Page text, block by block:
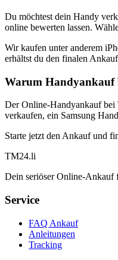
Du möchtest dein Handy
online bewerten lassen.
Wir kaufen unter anderem
erhältst du den finalen
Warum Handyankauf
Der Online-Handyankauf bei
verkaufen, ein Samsung
Starte jetzt den Ankauf und
TM24.li
Dein seriöser Online-Ankauf
Service
FAQ Ankauf
Anleitungen
Tracking